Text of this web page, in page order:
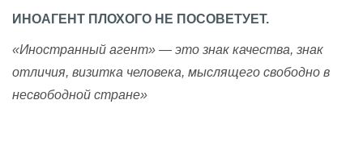
ИНОАГЕНТ ПЛОХОГО НЕ ПОСОВЕТУЕТ.
«Иностранный агент» — это знак качества, знак
отличия, визитка человека, мыслящего свободно в
несвободной стране»